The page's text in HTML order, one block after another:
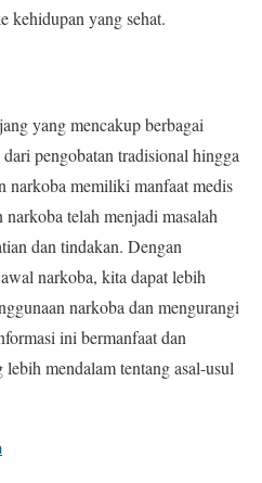
kehidupan yang sehat.
yang mencakup berbagai
pengobatan tradisional hingga
narkoba memiliki manfaat medis
telah menjadi masalah
dan tindakan. Dengan
narkoba, kita dapat lebih
narkoba dan mengurangi
ini bermanfaat dan
mendalam tentang asal-usul